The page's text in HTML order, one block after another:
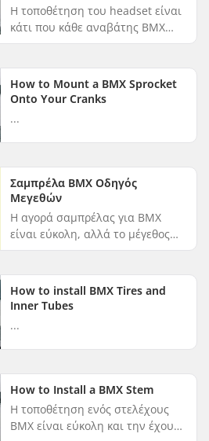
Η τοποθέτηση του headset είναι
κάτι που κάθε αναβάτης BMX
πρέπει να γνωρίζει. Σε αυτό το
τοποθετήσετε ένα
ενσωματωμένο ...
How to Mount a BMX Sprocket
Onto Your Cranks
...
Σαμπρέλα BMX Οδηγός
Μεγεθών
Η αγορά σαμπρέλας για BMX
είναι εύκολη, αλλά το μέγεθος
μπορεί να σας μπερδεύει. Το
σαμπρέλες BMX είναι η μέτρηση
του πλάτ...
How to install BMX Tires and
Inner Tubes
...
How to Install a BMX Stem
Η τοποθέτηση ενός στελέχους
BMX είναι εύκολη και την έχουμε